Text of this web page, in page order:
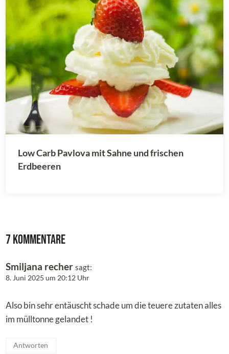
Low Carb Pavlova mit Sahne und frischen
Erdbeeren
7 Kommentare
Smiljana recher sagt:
8. Juni 2025 um 20:12 Uhr
Also bin sehr entäuscht schade um die teuere zutaten alles
im mülltonne gelandet !
Antworten